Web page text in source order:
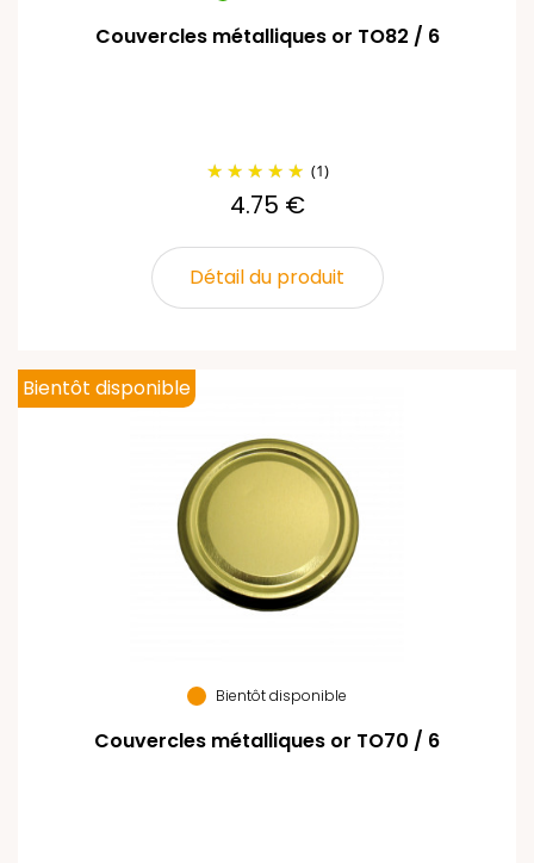
Couvercles métalliques or TO82 / 6
(1)
4.75 €
Détail du produit
Bientôt disponible
Couvercles métalliques or TO70 / 6
Bientôt disponible